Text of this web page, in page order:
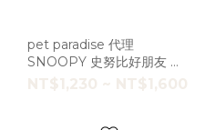
pet paradise 代理
SNOOPY 史努比好朋友 棕
色胸背 / 牽繩 [A6119]SM
NT$1,230 ~ NT$1,600